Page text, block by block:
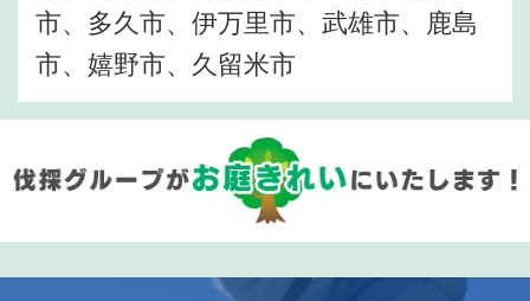
市、多久市、伊万里市、武雄市、鹿島
市、嬉野市、久留米市